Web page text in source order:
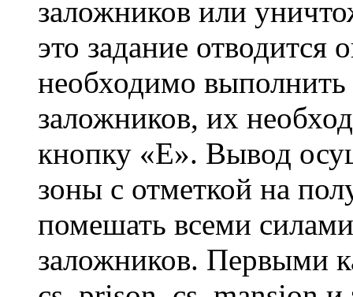
заложников или
это задание отводится
необходимо выполнить
заложников, их
кнопку «Е». Вывод
зоны с отметкой на
помешать всеми
заложников. Первыми